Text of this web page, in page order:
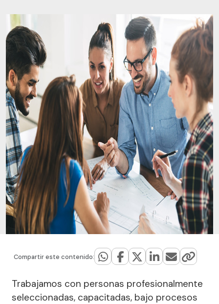
Compartir este contenido:
Trabajamos con personas profesionalmente
seleccionadas, capacitadas, bajo procesos